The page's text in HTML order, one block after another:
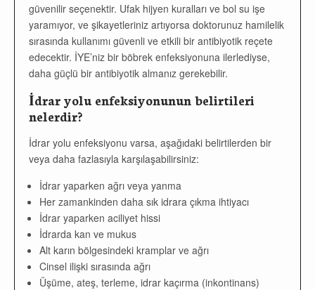
güvenilir seçenektir. Ufak hijyen kuralları ve bol su işe
yaramıyor, ve şikayetleriniz artıyorsa doktorunuz hamilelik
sırasında kullanımı güvenli ve etkili bir antibiyotik reçete
edecektir. İYE’niz bir böbrek enfeksiyonuna ilerlediyse,
daha güçlü bir antibiyotik almanız gerekebilir.
İdrar yolu enfeksiyonunun belirtileri
nelerdir?
İdrar yolu enfeksiyonu varsa, aşağıdaki belirtilerden bir
veya daha fazlasıyla karşılaşabilirsiniz:
İdrar yaparken ağrı veya yanma
Her zamankinden daha sık idrara çıkma ihtiyacı
İdrar yaparken aciliyet hissi
İdrarda kan ve mukus
Alt karın bölgesindeki kramplar ve ağrı
Cinsel ilişki sırasında ağrı
Üşüme, ateş, terleme, idrar kaçırma (inkontinans)